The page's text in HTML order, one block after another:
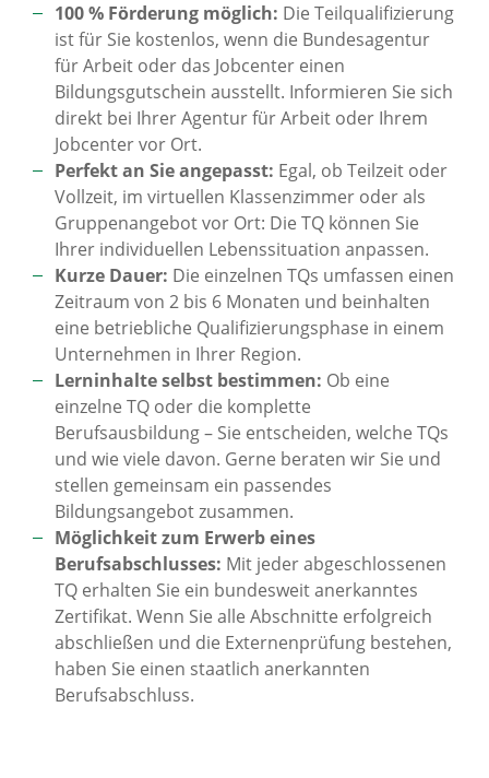
100 % Förderung möglich: Die Teilqualifizierung
ist für Sie kostenlos, wenn die Bundesagentur
für Arbeit oder das Jobcenter einen
Bildungsgutschein ausstellt. Informieren Sie sich
direkt bei Ihrer Agentur für Arbeit oder Ihrem
Jobcenter vor Ort.
Perfekt an Sie angepasst: Egal, ob Teilzeit oder
Vollzeit, im virtuellen Klassenzimmer oder als
Gruppenangebot vor Ort: Die TQ können Sie
Ihrer individuellen Lebenssituation anpassen.
Kurze Dauer: Die einzelnen TQs umfassen einen
Zeitraum von 2 bis 6 Monaten und beinhalten
eine betriebliche Qualifizierungsphase in einem
Unternehmen in Ihrer Region.
Lerninhalte selbst bestimmen: Ob eine
einzelne TQ oder die komplette
Berufsausbildung – Sie entscheiden, welche TQs
und wie viele davon. Gerne beraten wir Sie und
stellen gemeinsam ein passendes
Bildungsangebot zusammen.
Möglichkeit zum Erwerb eines
Berufsabschlusses: Mit jeder abgeschlossenen
TQ erhalten Sie ein bundesweit anerkanntes
Zertifikat. Wenn Sie alle Abschnitte erfolgreich
abschließen und die Externenprüfung bestehen,
haben Sie einen staatlich anerkannten
Berufsabschluss.